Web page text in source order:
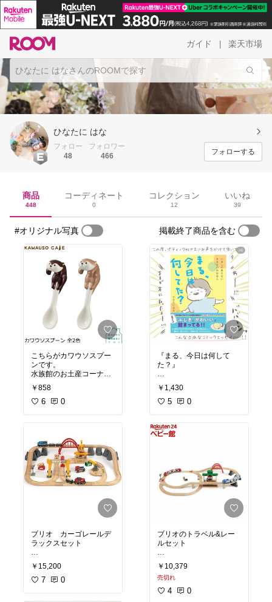
ガイド 楽天市場
ひなたに はな
フォロー
48
フォロワー
466
フォローする
商品
448
コーディネート
0
コレクション
12
いいね
39
#オリジナル写真 掲載終了商品を含む
こちらがカワウソスプー
ンです。
水族館のお土産コーナー
で見つけて即購入した可
愛さでした。
と思い、探してみたら楽
天にもありました…！😂
（予備買いました…）
めちゃくちゃかわいいで
す…とにかくかわいいの
（こちらのショップは39
80円以上購入で送料無料
#テーブルコーデ
￥858
6 0
ブリオ カーゴレールデ
ラックスセット
最初にブリオを購入した
時はちょうど息子が新幹
線にはまっていたので、
￥15,200
7 0
『まる、今日は何して
た？』
のんびり親子2人と猫一
匹で気ままに暮らしてい
ます。
るの姿、成長や、他愛の
ない日常を綴ったコミッ
インスタグラムで公開し
ていたエピソードを書籍
用に描き直して収録して
いる他、インスタを始め
る前の赤ちゃん時代のま
るのエピソードも描き下
ろしています。
ぜひお手に取っていただ
けると嬉しいです！
#オリジナル写真
棚
￥1,430
5 0
ブリオのトラベル&レー
ルセット
息子に最初に選んだレー
ルのおもちゃはブリオで
した。
今も大切に遊んでいて今
￥10,379
売切れ
4 0